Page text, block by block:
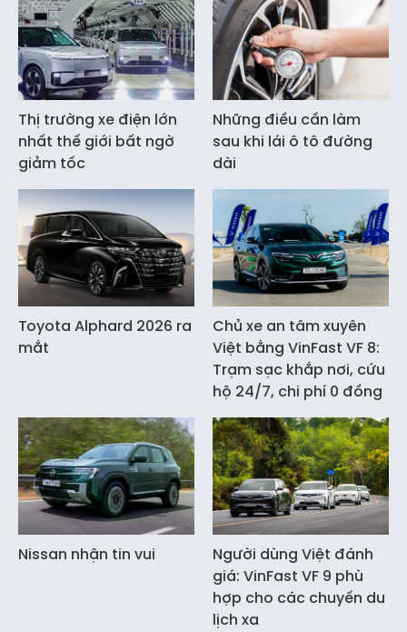
Thị trường xe điện lớn
nhất thế giới bất ngờ
giảm tốc
Những điều cần làm
sau khi lái ô tô đường
dài
Toyota Alphard 2026 ra
mắt
Chủ xe an tâm xuyên
Việt bằng VinFast VF 8:
Trạm sạc khắp nơi, cứu
hộ 24/7, chi phí 0 đồng
Nissan nhận tin vui
Người dùng Việt đánh
giá: VinFast VF 9 phù
hợp cho các chuyến du
lịch xa